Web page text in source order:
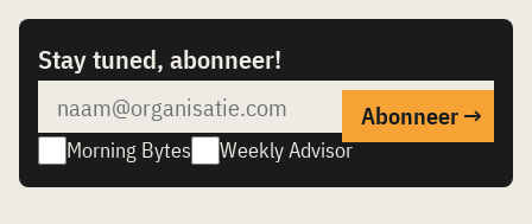
Stay tuned, abonneer!
Morning Bytes Weekly Advisor